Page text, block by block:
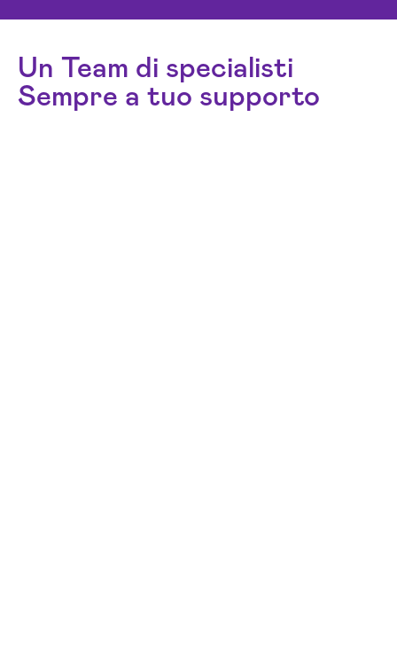
Un Team di specialisti
Sempre a tuo supporto